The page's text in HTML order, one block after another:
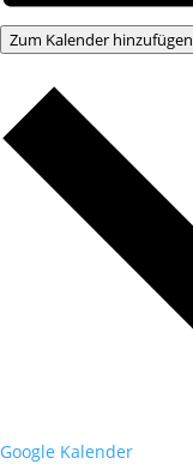
Zum Kalender hinzufügen
Google Kalender